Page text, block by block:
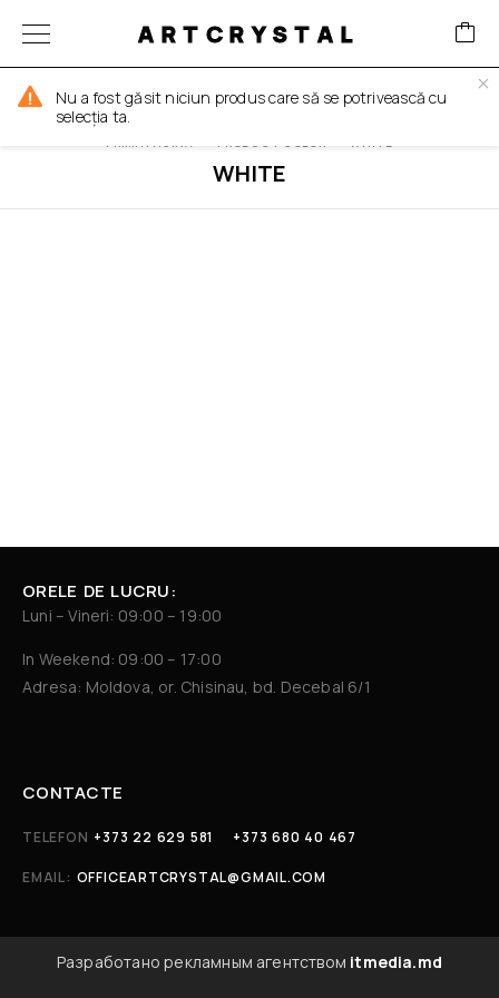
ARTCRYSTAL
FILTER
WHITE
PRIMA PAGINĂ PRODUCT COLOR WHITE
ORELE DE LUCRU:
Luni – Vineri: 09:00 – 19:00
In Weekend: 09:00 – 17:00
Adresa: Moldova, or. Chisinau, bd. Decebal 6/1
CONTACTE
TELEFON +373 22 629 581 +373 680 40 467
EMAIL: OFFICEARTCRYSTAL@GMAIL.COM
Разработано рекламным агентством itmedia.md
Nu a fost găsit niciun produs care să se potrivească cu
selecția ta.